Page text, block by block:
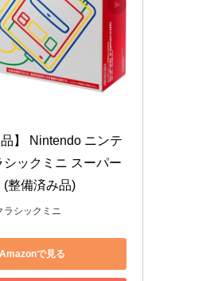
品】 Nintendo ニンテ
シックミニ スーパー
(整備済み品)
ラシックミニ
Amazonで見る